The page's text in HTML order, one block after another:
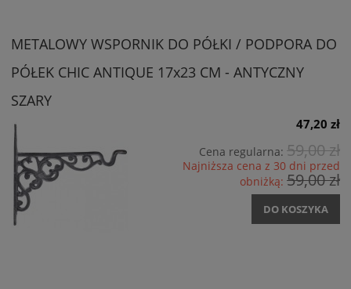
METALOWY WSPORNIK DO PÓŁKI / PODPORA DO
PÓŁEK CHIC ANTIQUE 17x23 CM - ANTYCZNY
SZARY
47,20 zł
Cena regularna: 59,00 zł
Najniższa cena z 30 dni przed
obniżką: 59,00 zł
DO KOSZYKA